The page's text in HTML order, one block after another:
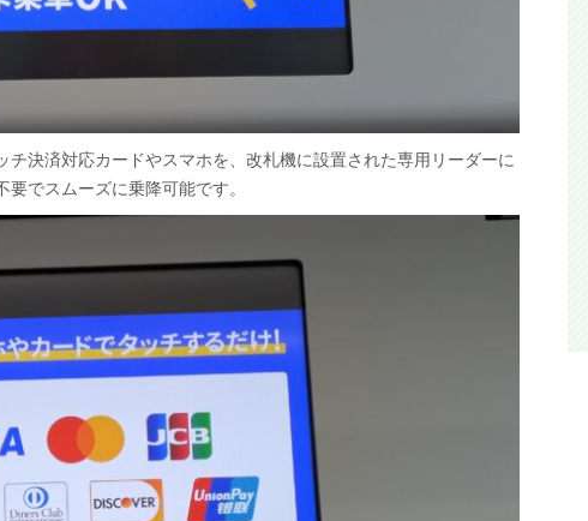
決済対応カードやスマホを、改札機に設置された専用リーダーに
でスムーズに乗降可能です。